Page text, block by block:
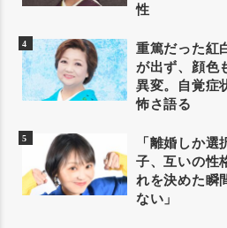
性
重篤だった紅
が出ず、顔色
異変。自覚症
怖さ語る
「離婚しか
子、互いの性
れを決めた瞬
ない」